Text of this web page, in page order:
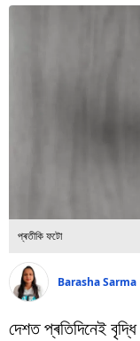
বিশ্ব
প্ৰতীকি ফটো
Barasha Sarma
দেশত প্ৰতিদিনেই